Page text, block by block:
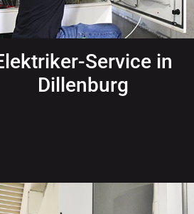
Service in
Dillenburg